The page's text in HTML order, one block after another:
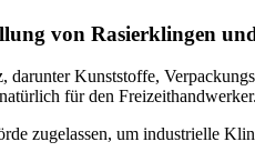
von Rasierklingen
Kunststoffe,
für den Freizeithandwerker.
zugelassen, um industrielle